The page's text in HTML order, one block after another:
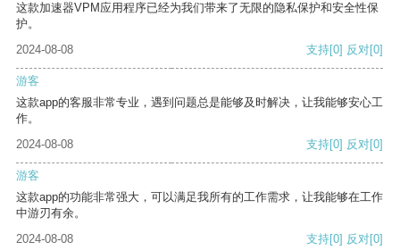
这款加速器VPM应用程序已经为我们带来了无限的隐私保护和安全性保
护。
2024-08-08
支持[0] 反对[0]
游客
这款app的客服非常专业，遇到问题总是能够及时解决，让我能够安心工
作。
2024-08-08
支持[0] 反对[0]
游客
这款app的功能非常强大，可以满足我所有的工作需求，让我能够在工作
中游刃有余。
2024-08-08
支持[0] 反对[0]